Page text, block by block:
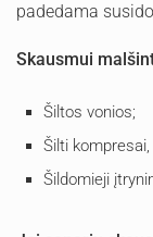
padedama
Skausmui
Šiltos vonios;
Šilti
Šildomieji